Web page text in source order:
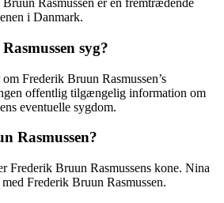
Rasmussen er en fremtrædende
i Danmark.
syg?
Frederik Bruun Rasmussen’s
offentlig tilgængelig information om
eventuelle sygdom.
Rasmussen?
Frederik Bruun Rasmussens kone. Nina
Frederik Bruun Rasmussen.